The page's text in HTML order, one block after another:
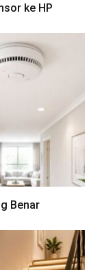
ke HP
Benar